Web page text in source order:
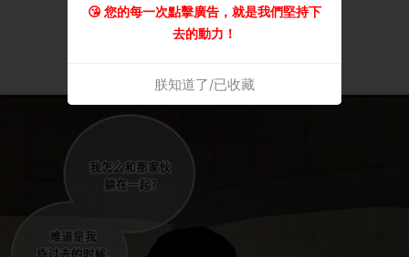
😘 您的每一次點擊廣告，就是我們堅持下
去的動力！
朕知道了/已收藏